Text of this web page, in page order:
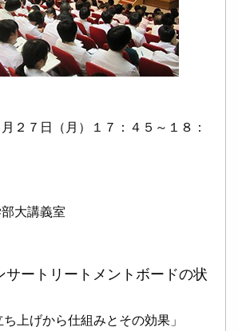
２７日（月）１７：４５～１８：
大講義室
ートリートメントボードの状
ち上げから仕組みとその効果」